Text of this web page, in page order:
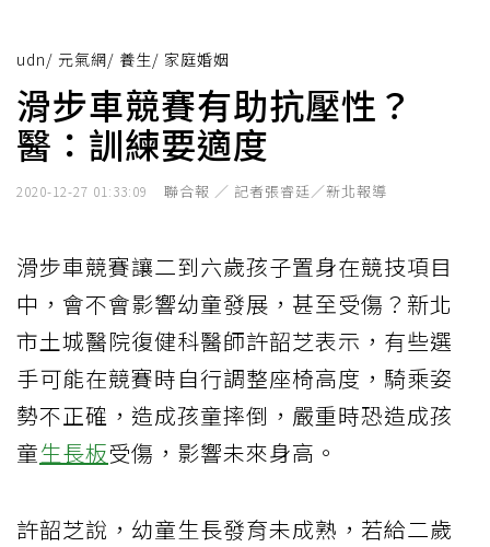
udn/ 元氣網/ 養生/ 家庭婚姻
滑步車競賽有助抗壓性？
醫：訓練要適度
2020-12-27 01:33:09 聯合報 ／ 記者張睿廷／新北報導
滑步車競賽讓二到六歲孩子置身在競技項目
中，會不會影響幼童發展，甚至受傷？新北
市土城醫院復健科醫師許韶芝表示，有些選
手可能在競賽時自行調整座椅高度，騎乘姿
勢不正確，造成孩童摔倒，嚴重時恐造成孩
童生長板受傷，影響未來身高。
許韶芝說，幼童生長發育未成熟，若給二歲